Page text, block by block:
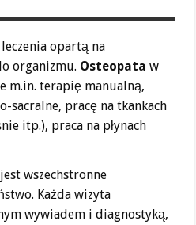
opartą na
organizmu. Osteopata w
m.in. terapię manualną,
sacralne, pracę na tkankach
itp.), praca na płynach
wszechstronne
Każda wizyta
wywiadem i diagnostyką,